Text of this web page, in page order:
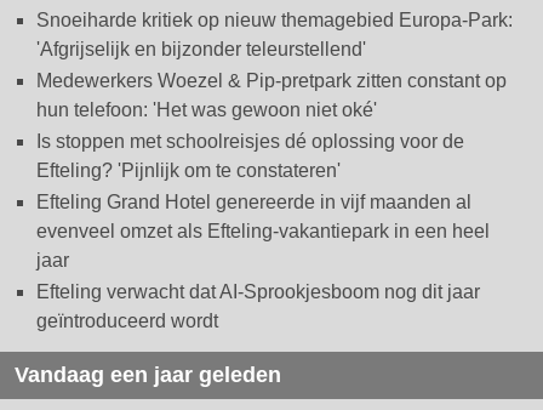
Snoeiharde kritiek op nieuw themagebied Europa-Park:
'Afgrijselijk en bijzonder teleurstellend'
Medewerkers Woezel & Pip-pretpark zitten constant op
hun telefoon: 'Het was gewoon niet oké'
Is stoppen met schoolreisjes dé oplossing voor de
Efteling? 'Pijnlijk om te constateren'
Efteling Grand Hotel genereerde in vijf maanden al
evenveel omzet als Efteling-vakantiepark in een heel
jaar
Efteling verwacht dat AI-Sprookjesboom nog dit jaar
geïntroduceerd wordt
Vandaag een jaar geleden